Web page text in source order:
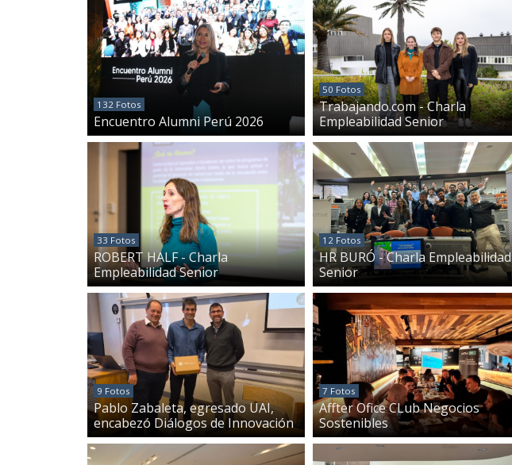
132 Fotos
Encuentro Alumni Perú 2026
50 Fotos
Trabajando.com - Charla
Empleabilidad Senior
33 Fotos
ROBERT HALF - Charla
Empleabilidad Senior
12 Fotos
HR BURÓ - Charla Empleabilidad
Senior
9 Fotos
Pablo Zabaleta, egresado UAI,
encabezó Diálogos de Innovación
7 Fotos
Affter Ofice CLub Negocios
Sostenibles